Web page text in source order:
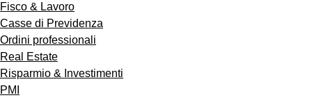
Fisco & Lavoro
Casse di Previdenza
Ordini professionali
Real Estate
Risparmio & Investimenti
PMI